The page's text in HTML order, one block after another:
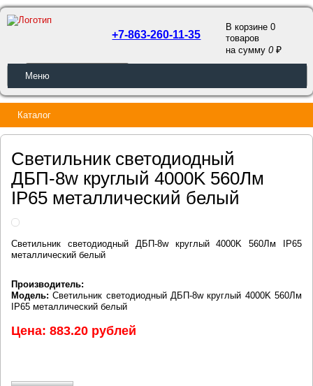
ОБРАТНЫЙ ЗВОНОК
+7-863-260-11-35
В корзине 0
товаров
на сумму0
Меню
Каталог
Светильник светодиодный
ДБП-8w круглый 4000K 560Лм
IP65 металлический белый
Светильник светодиодный ДБП-8w круглый 4000K 560Лм IP65
металлический белый
Производитель:
Модель: Светильник светодиодный ДБП-8w круглый 4000K 560Лм
IP65 металлический белый
Цена: 883.20 рублей